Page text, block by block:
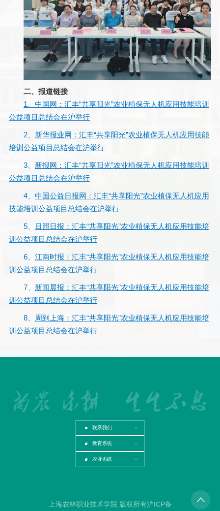
二、报道链接
1、中国网：汇丰“共享阳光”农业植保无人机应用技能培训
公益项目总结会在沪举行
2、 新华报业网：汇丰“共享阳光”农业植保无人机应用技能
培训公益项目总结会在沪举行
3、 新报网：汇丰“共享阳光”农业植保无人机应用技能培训
公益项目总结会在沪举行
4、 中国公益日报网：汇丰“共享阳光”农业植保无人机应用
技能培训公益项目总结会在沪举行
5、
日照日报：汇丰“共享阳光”农业植保无人机应用技能培
训公益项目总结会在沪举行
6、 江南时报：汇丰“共享阳光”农业植保无人机应用技能培
训公益项目总结会在沪举行
7、 新闻晨报：汇丰“共享阳光”农业植保无人机应用技能培
训公益项目总结会在沪举行
8、
周到上海：汇丰“共享阳光”农业植保无人机应用技能培
训公益项目总结会在沪举行
联系我们
教育系统
农业系统
上海农林职业技术学院 版权所有沪ICP备